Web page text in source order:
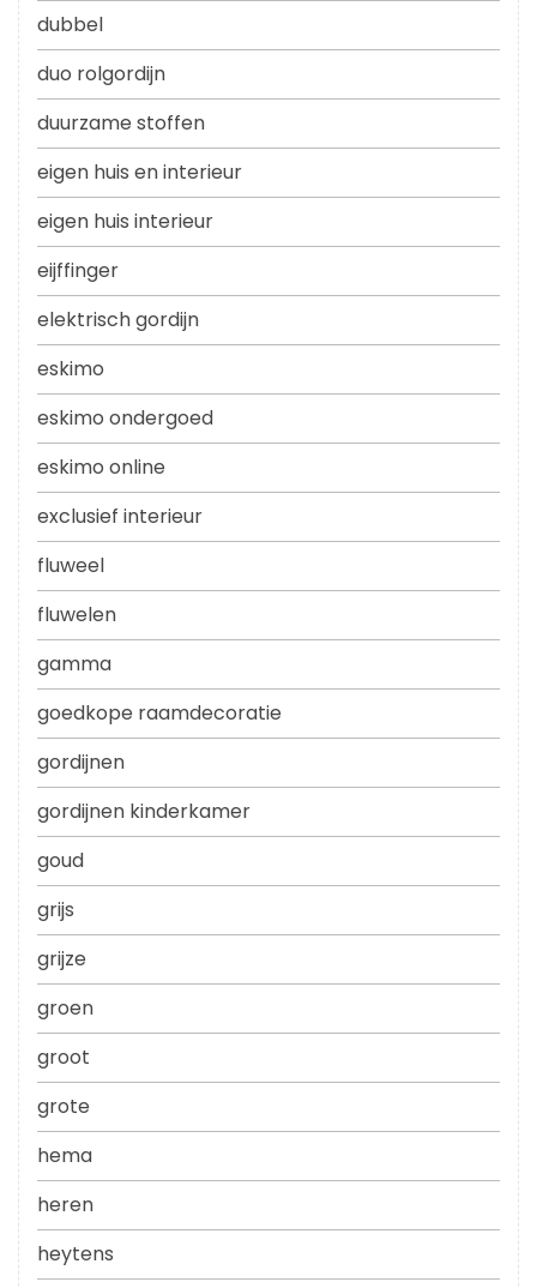
dubbel
duo rolgordijn
duurzame stoffen
eigen huis en interieur
eigen huis interieur
eijffinger
elektrisch gordijn
eskimo
eskimo ondergoed
eskimo online
exclusief interieur
fluweel
fluwelen
gamma
goedkope raamdecoratie
gordijnen
gordijnen kinderkamer
goud
grijs
grijze
groen
groot
grote
hema
heren
heytens